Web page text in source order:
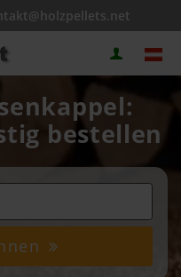
bestellen